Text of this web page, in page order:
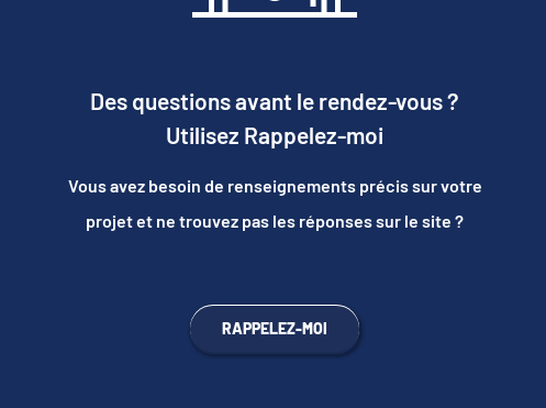
Des questions avant le rendez-vous ?
Utilisez Rappelez-moi
Vous avez besoin de renseignements précis sur votre
projet et ne trouvez pas les réponses sur le site ?
RAPPELEZ-MOI